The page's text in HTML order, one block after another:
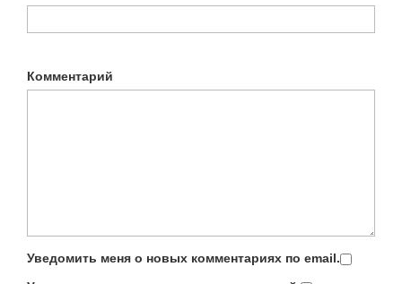
Комментарий
Уведомить меня о новых комментариях по email.